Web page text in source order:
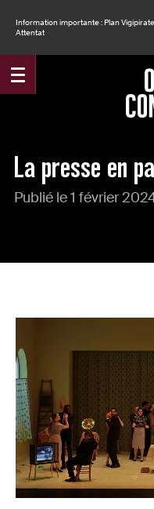
Information importante : Plan
Attentat
La presse en
Publié le 1 février